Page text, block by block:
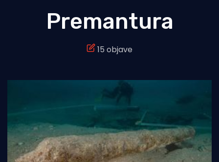
Morski plus
Pomorstvo
Ribolov
Premantura
15 objave